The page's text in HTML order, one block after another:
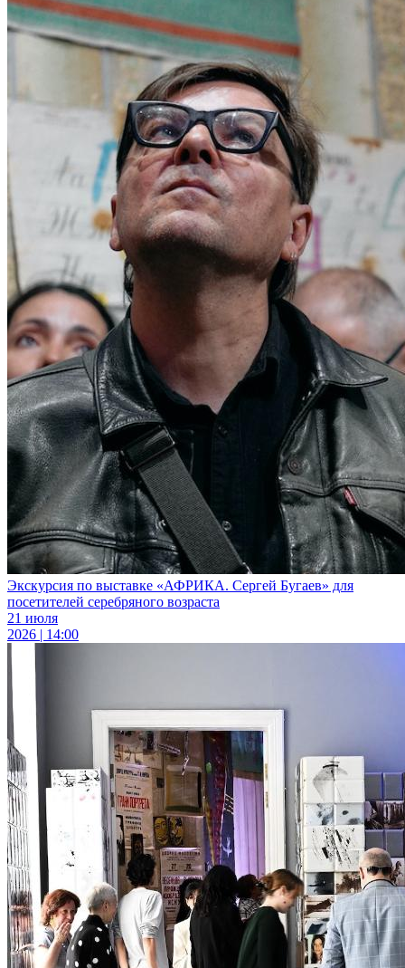
Экскурсия по выставке «АФРИКА. Сергей Бугаев» для
посетителей серебряного возраста
21 июля
2026 | 14:00